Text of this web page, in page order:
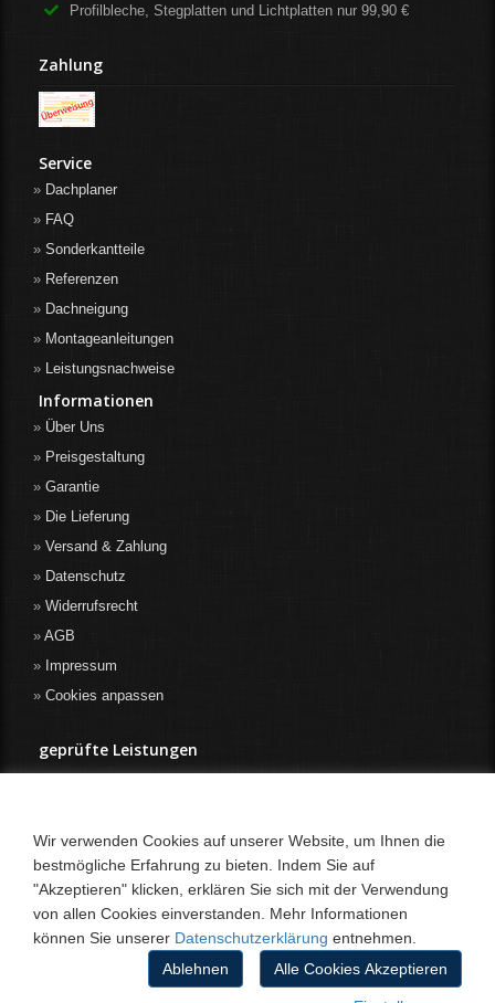
Profilbleche, Stegplatten und Lichtplatten nur 99,90 €
Zahlung
Service
Dachplaner
FAQ
Sonderkantteile
Referenzen
Dachneigung
Montageanleitungen
Leistungsnachweise
Informationen
Über Uns
Preisgestaltung
Garantie
Die Lieferung
Versand & Zahlung
Datenschutz
Widerrufsrecht
AGB
Impressum
Cookies anpassen
geprüfte Leistungen
Wir verwenden Cookies auf unserer Website, um Ihnen die
bestmögliche Erfahrung zu bieten. Indem Sie auf
"Akzeptieren" klicken, erklären Sie sich mit der Verwendung
von allen Cookies einverstanden. Mehr Informationen
können Sie unserer Datenschutzerklärung entnehmen.
Alle Cookies Akzeptieren
Ablehnen